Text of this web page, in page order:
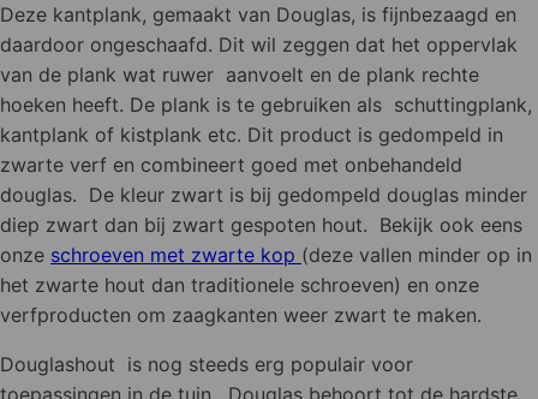
Deze kantplank, gemaakt van Douglas, is fijnbezaagd en
daardoor ongeschaafd. Dit wil zeggen dat het oppervlak
van de plank wat ruwer aanvoelt en de plank rechte
hoeken heeft. De plank is te gebruiken als schuttingplank,
kantplank of kistplank etc. Dit product is gedompeld in
zwarte verf en combineert goed met onbehandeld
douglas. De kleur zwart is bij gedompeld douglas minder
diep zwart dan bij zwart gespoten hout. Bekijk ook eens
onze schroeven met zwarte kop (deze vallen minder op in
het zwarte hout dan traditionele schroeven) en onze
verfproducten om zaagkanten weer zwart te maken.
Douglashout is nog steeds erg populair voor
toepassingen in de tuin. Douglas behoort tot de hardste